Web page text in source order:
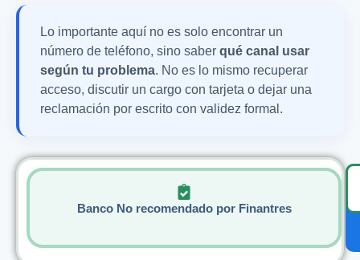
Lo importante aquí no es solo encontrar un
número de teléfono, sino saber qué canal usar
según tu problema. No es lo mismo recuperar
acceso, discutir un cargo con tarjeta o dejar una
reclamación por escrito con validez formal.
Banco No recomendado por Finantres